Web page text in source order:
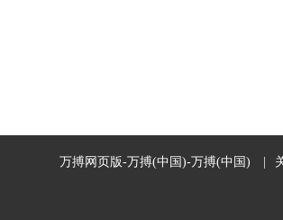
万搏网页版-万搏(中国)-万搏(中国)